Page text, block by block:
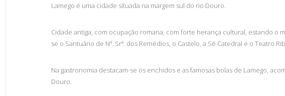
Lamego é uma cidade situada na margem sul do rio Douro.
Cidade antiga, com ocupação romana, com forte herança cultural, estando
se o Santuário de Nª. Srª. dos Remédios, o Castelo, a Sé Catedral e o Teatro
Na gastronomia destacam-se os enchidos e as famosas bolas de Lamego,
Douro.